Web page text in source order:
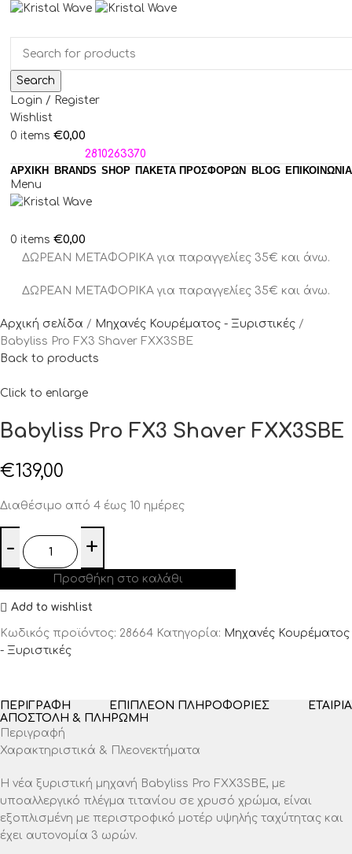
Search
Login / Register
Wishlist
0 items €0,00
2810263370
ΑΡΧΙΚΗ
BRANDS SHOP ΠΑΚΈΤΑ ΠΡΟΣΦΟΡΏΝ BLOG ΕΠΙΚΟΙΝΩΝΙΑ
Menu
0 items €0,00
ΔΩΡΕΑΝ ΜΕΤΑΦΟΡΙΚΑ για παραγγελίες 35€ και άνω.
ΔΩΡΕΑΝ ΜΕΤΑΦΟΡΙΚΑ για παραγγελίες 35€ και άνω.
Αρχική σελίδα
Μηχανές Κουρέματος - Ξυριστικές
Babyliss Pro FX3 Shaver FXX3SBE
Back to products
Click to enlarge
Babyliss Pro FX3 Shaver FXX3SBE
€139,00
Διαθέσιμο από 4 έως 10 ημέρες
Προσθήκη στο καλάθι
Add to wishlist
Κωδικός προϊόντος: 28664 Κατηγορία: Μηχανές Κουρέματος
- Ξυριστικές
ΠΕΡΙΓΡΑΦΉ ΕΠΙΠΛΈΟΝ ΠΛΗΡΟΦΟΡΊΕΣ
ΕΤΑΙΡΊΑ
ΑΠΟΣΤΟΛΉ & ΠΛΗΡΩΜΉ
Περιγραφή
Χαρακτηριστικά & Πλεονεκτήματα
Η νέα ξυριστική μηχανή Babyliss Pro FXX3SBE, με
υποαλλεργικό πλέγμα τιτανίου σε χρυσό χρώμα, είναι
εξοπλισμένη με περιστροφικό μοτέρ υψηλής ταχύτητας και
έχει αυτονομία 3 ωρών.